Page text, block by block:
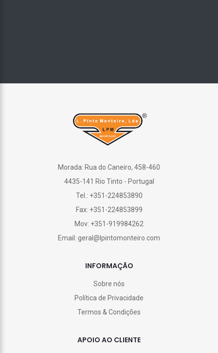
Morada: Rua do Caneiro, 458-460
4435-141 Rio Tinto - Portugal
Tel.: +351-224853890
Fax: +351-224853899
Mov: +351-919984262
Email: geral@lpintomonteiro.com
INFORMAÇÃO
Sobre nós
Política de Privacidade
Termos & Condições
APOIO AO CLIENTE